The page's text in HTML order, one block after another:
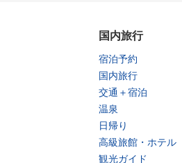
国内旅行
宿泊予約
国内旅行
交通＋宿泊
温泉
日帰り
高級旅館・ホテル
観光ガイド